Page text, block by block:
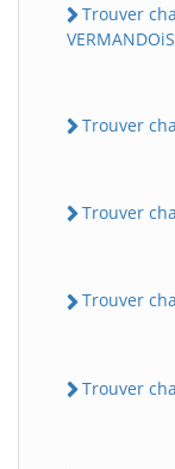
Trouver
VERMANDOiS
Trouver
Trouver
Trouver
Trouver